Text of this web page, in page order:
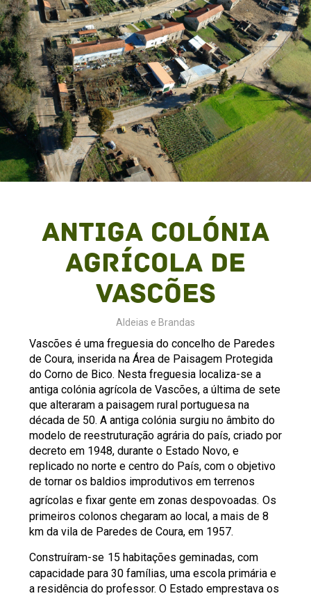
Antiga colónia
agrícola de
Vascões
Aldeias e Brandas
Vascões é uma freguesia do concelho de Paredes
de Coura, inserida na Área de Paisagem Protegida
do Corno de Bico. Nesta freguesia localiza-se a
antiga colónia agrícola de Vascões, a última de sete
que alteraram a paisagem rural portuguesa na
década de 50. A antiga colónia surgiu no âmbito do
modelo de reestruturação agrária do país, criado por
decreto em 1948, durante o Estado Novo, e
replicado no norte e centro do País, com o objetivo
de tornar os baldios improdutivos em terrenos
agrícolas e fixar gente em zonas despovoadas. Os
primeiros colonos chegaram ao local, a mais de 8
km da vila de Paredes de Coura, em 1957.
Construíram-se 15 habitações geminadas, com
capacidade para 30 famílias, uma escola primária e
a residência do professor. O Estado emprestava os